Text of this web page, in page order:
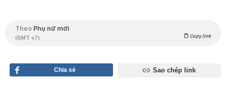
Theo Phụ nữ mới
(GMT +7) Copy link
Chia sẻ Sao chép link